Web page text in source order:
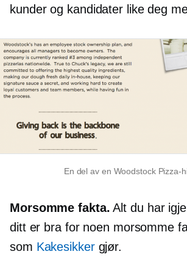
kunder og kandidater like deg
En del av en Woodstock Pizza-
Morsomme fakta. Alt du har
ditt er bra for noen morsomme
som Kakesikkergjør.